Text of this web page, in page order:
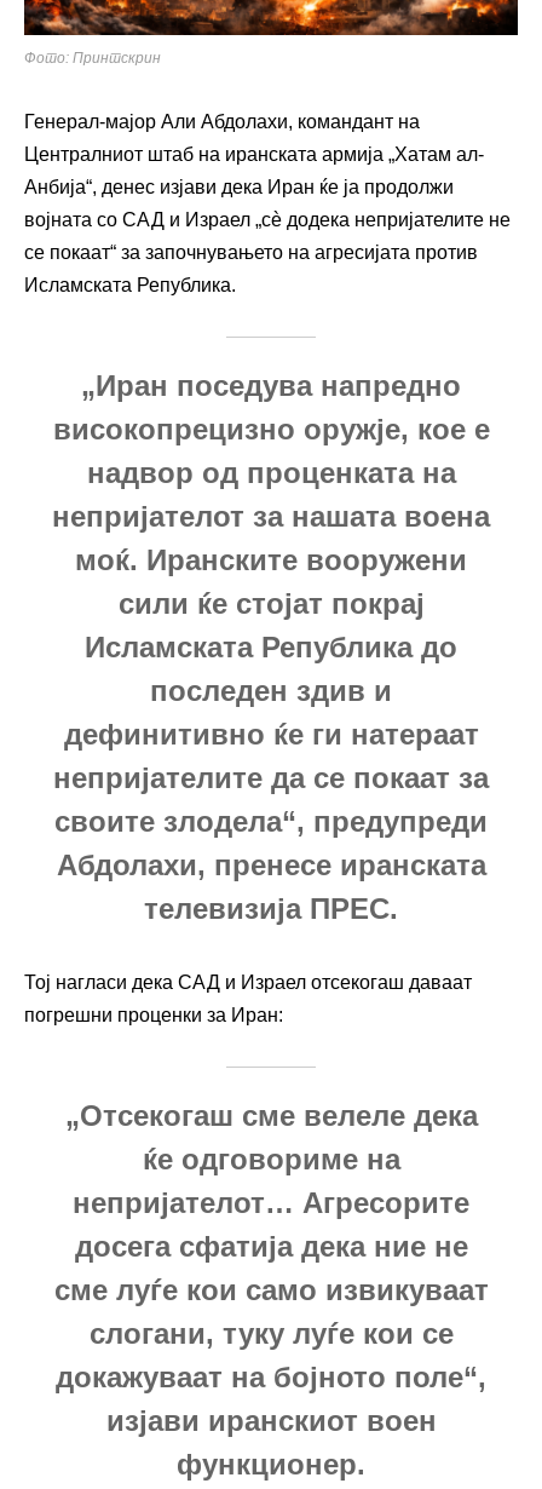
Фото: Принтскрин
Генерал-мајор Али Абдолахи, командант на
Централниот штаб на иранската армија „Хатам ал-
Анбија“, денес изјави дека Иран ќе ја продолжи
војната со САД и Израел „сè додека непријателите не
се покаат“ за започнувањето на агресијата против
Исламската Република.
„Иран поседува напредно
високопрецизно оружје, кое е
надвор од проценката на
непријателот за нашата воена
моќ. Иранските вооружени
сили ќе стојат покрај
Исламската Република до
последен здив и
дефинитивно ќе ги натераат
непријателите да се покаат за
своите злодела“, предупреди
Абдолахи, пренесе иранската
телевизија ПРЕС.
Тој нагласи дека САД и Израел отсекогаш даваат
погрешни проценки за Иран:
„Отсекогаш сме велеле дека
ќе одговориме на
непријателот… Агресорите
досега сфатија дека ние не
сме луѓе кои само извикуваат
слогани, туку луѓе кои се
докажуваат на бојното поле“,
изјави иранскиот воен
функционер.